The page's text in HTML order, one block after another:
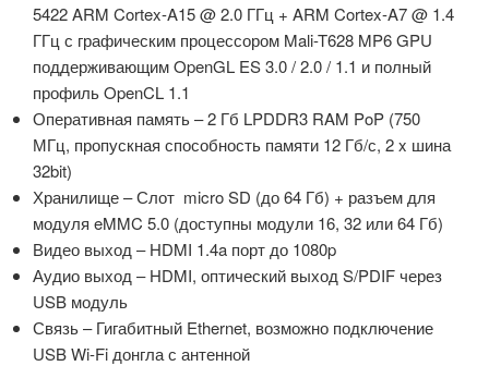
5422 ARM Cortex-A15 @ 2.0 ГГц + ARM Cortex-A7 @ 1.4
ГГц с графическим процессором Mali-T628 MP6 GPU
поддерживающим OpenGL ES 3.0 / 2.0 / 1.1 и полный
профиль OpenCL 1.1
Оперативная память – 2 Гб LPDDR3 RAM PoP (750
МГц, пропускная способность памяти 12 Гб/с, 2 x шина
32bit)
Хранилище – Слот micro SD (до 64 Гб) + разъем для
модуля eMMC 5.0 (доступны модули 16, 32 или 64 Гб)
Видео выход – HDMI 1.4a порт до 1080p
Аудио выход – HDMI, оптический выход S/PDIF через
USB модуль
Связь – Гигабитный Ethernet, возможно подключение
USB Wi-Fi донгла с антенной